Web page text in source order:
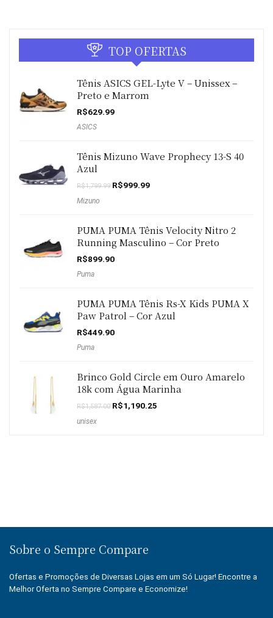
TOP OFERTAS
Tênis ASICS GEL-Lyte V – Unissex –
Preto e Marrom
R$629.99
ASICS
Tênis Mizuno Wave Prophecy 13-S 40
Azul
R$1,799.99 O
R$999.99O
Mizuno
PUMA PUMA Tênis Velocity Nitro 2
Running Masculino – Cor Preto
R$899.90
Puma
PUMA PUMA Tênis Rs-X Kids PUMA X
Paw Patrol – Cor Azul
R$449.90
Puma
Brinco Gold Circle em Ouro Amarelo
18k com Água Marinha
R$1,587.00 O
R$1,190.25
unisex
Sobre o Sempre Compare
Ofertas e Promoções de Diversas Lojas em um Só Lugar! Encontre a
Melhor Oferta no Sempre Compare e Economize!